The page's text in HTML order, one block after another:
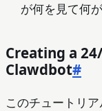
が何を見て何
Creating a
Clawdbot#
このチュートリ